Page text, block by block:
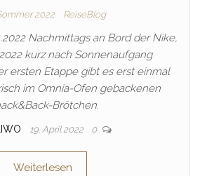
2022 ReiseBlog
Nachmittags an Bord der Nike,
kurz nach Sonnenaufgang
ersten Etappe gibt es erst einmal
im Omnia-Ofen gebackenen
Brötchen.
19. April 2022 0
Weiterlesen